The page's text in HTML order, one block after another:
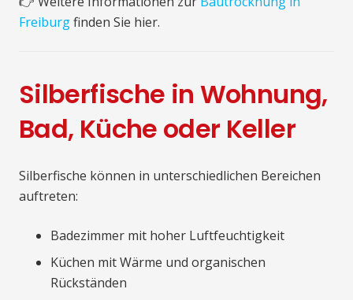
Freiburgfinden Sie hier.
Silberfische in Wohnung,
Bad, Küche oder Keller
Silberfische können in unterschiedlichen Bereichen
auftreten:
Badezimmer mit hoher Luftfeuchtigkeit
Küchen mit Wärme und organischen
Rückständen